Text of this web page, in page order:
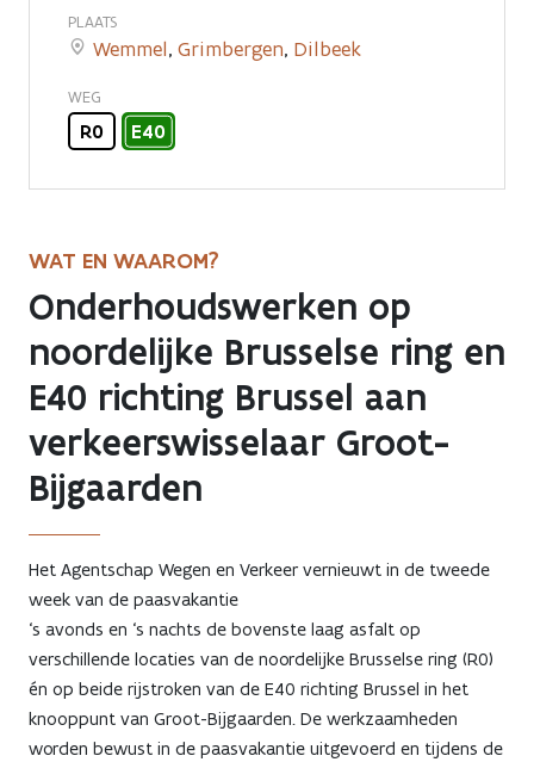
knooppunt
Groot-
Bijgaarden
PLAATS
Wemmel, Grimbergen, Dilbeek
WEG
R0 E40
WAT EN WAAROM?
Onderhoudswerken op
noordelijke Brusselse ring en
E40 richting Brussel aan
verkeerswisselaar Groot-
Bijgaarden
Het Agentschap Wegen en Verkeer vernieuwt in de tweede
week van de paasvakantie
‘s avonds en ‘s nachts de bovenste laag asfalt op
verschillende locaties van de noordelijke Brusselse ring (R0)
én op beide rijstroken van de E40 richting Brussel in het
knooppunt van Groot-Bijgaarden. De werkzaamheden
worden bewust in de paasvakantie uitgevoerd en tijdens de